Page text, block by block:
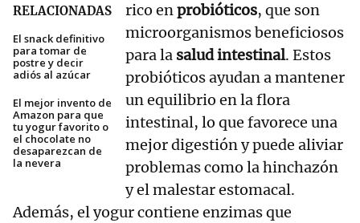
RELACIONADAS
El snack definitivo
para tomar de
postre y decir
adiós al azúcar
El mejor invento de
Amazon para que
tu yogur favorito o
el chocolate no
desaparezcan de
la nevera
rico enprobióticos, que son
microorganismos beneficiosos
para la salud intestinal. Estos
probióticos ayudan a mantener
un equilibrio en la flora
intestinal, lo que favorece una
mejor digestión y puede aliviar
problemas como la hinchazón
y el malestar estomacal.
Además, el yogur contiene enzimas que